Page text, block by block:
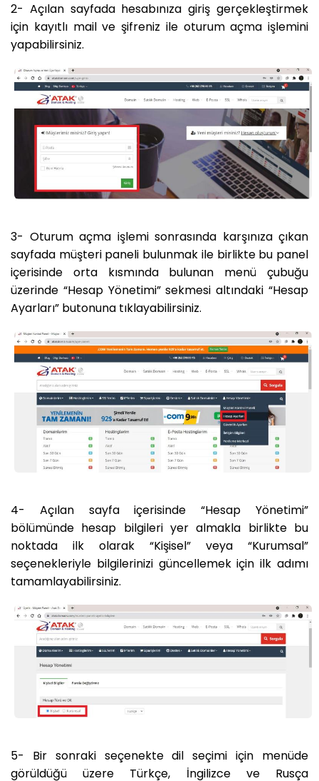
2- Açılan sayfada hesabınıza giriş gerçekleştirmek
için kayıtlı mail ve şifreniz ile oturum açma işlemini
yapabilirsiniz.
3- Oturum açma işlemi sonrasında karşınıza çıkan
sayfada müşteri paneli bulunmak ile birlikte bu panel
içerisinde orta kısmında bulunan menü çubuğu
üzerinde “Hesap Yönetimi” sekmesi altındaki “Hesap
Ayarları” butonuna tıklayabilirsiniz.
4- Açılan sayfa içerisinde “Hesap Yönetimi”
bölümünde hesap bilgileri yer almakla birlikte bu
noktada ilk olarak “Kişisel” veya “Kurumsal”
seçenekleriyle bilgilerinizi güncellemek için ilk adımı
tamamlayabilirsiniz.
5- Bir sonraki seçenekte dil seçimi için menüde
görüldüğü üzere Türkçe, İngilizce ve Rusça